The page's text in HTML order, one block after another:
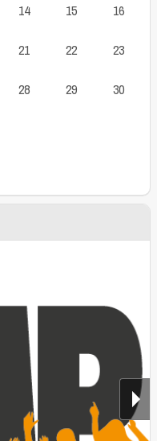
14 15 16
21 22 23
28 29 30